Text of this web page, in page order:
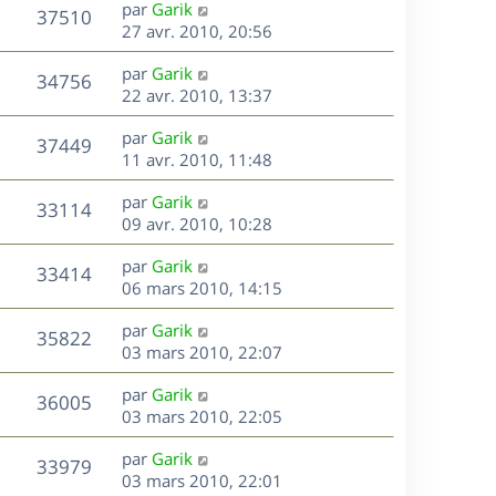
n
i
e
r
m
e
s
s
a
g
e
37510V
u
e
s
D
e
r
n
i
e
r
m
e
s
s
a
g
e
par Garik
27 avr. 2010, 20:56
34756V
u
D
e
r
n
i
e
r
m
e
s
s
a
g
e
par Garik
22 avr. 2010, 13:37
37449V
u
D
e
r
n
i
e
r
m
e
s
s
a
g
e
par Garik
11 avr. 2010, 11:48
33114V
u
s
D
e
r
n
i
e
r
m
e
s
s
a
g
e
par Garik
09 avr. 2010, 10:28
33414V
u
e
D
e
r
n
i
e
r
m
e
s
s
par Garik
06 mars 2010, 14:15
35822V
u
s
D
e
r
n
i
e
r
m
par Garik
03 mars 2010, 22:07
36005V
u
D
e
r
n
i
par Garik
03 mars 2010, 22:05
33979V
D
e
par Garik
03 mars 2010, 22:01